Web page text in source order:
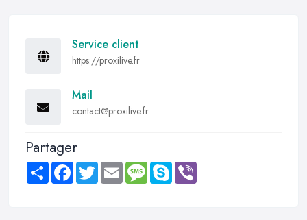
Service client
https://proxilive.fr
Mail
contact@proxilive.fr
Partager
Share FacebookTwitter Email MessageSkype